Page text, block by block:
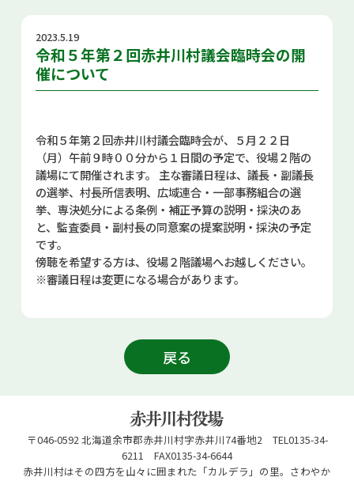
観光・イベント情報
お問い合せ
Select Language ▼
2023.5.19
令和５年第２回赤井川村議会臨時会の開
催について
令和５年第２回赤井川村議会臨時会が、５月２２日
（月）午前９時００分から１日間の予定で、役場２階の
議場にて開催されます。 主な審議日程は、議長・副議長
の選挙、村長所信表明、広域連合・一部事務組合の選
挙、専決処分による条例・補正予算の説明・採決のあ
と、監査委員・副村長の同意案の提案説明・採決の予定
です。
傍聴を希望する方は、役場２階議場へお越しください。
※審議日程は変更になる場合があります。
戻る
〒046-0592 北海道余市郡赤井川村字赤井川74番地2 TEL0135-34-
6211 FAX0135-34-6644
赤井川村はその四方を山々に囲まれた「カルデラ」の里。さわやか